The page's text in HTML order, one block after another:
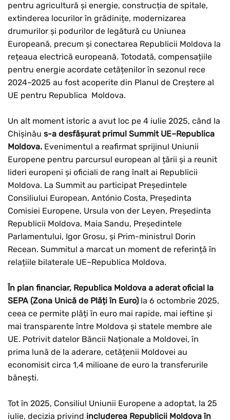
pentru agricultură și energie, construcția de spitale,
extinderea locurilor în grădinițe, modernizarea
drumurilor și podurilor de legătură cu Uniunea
Europeană, precum și conectarea Republicii Moldova la
rețeaua electrică europeană. Totodată, compensațiile
pentru energie acordate cetățenilor în sezonul rece
2024–2025 au fost acoperite din Planul de Creștere al
UE pentru Republica Moldova.
Un alt moment istoric a avut loc pe 4 iulie 2025, când la
Chișinău s-a desfășurat primul Summit UE–Republica
Moldova. Evenimentul a reafirmat sprijinul Uniunii
Europene pentru parcursul european al țării și a reunit
lideri europeni și oficiali de rang înalt ai Republicii
Moldova. La Summit au participat Președintele
Consiliului European, António Costa, Președinta
Comisiei Europene, Ursula von der Leyen, Președinta
Republicii Moldova, Maia Sandu, Președintele
Parlamentului, Igor Grosu, și Prim-ministrul Dorin
Recean. Summitul a marcat un moment de referință în
relațiile bilaterale UE–Republica Moldova.
În plan financiar, Republica Moldova a aderat oficial la
SEPA (Zona Unică de Plăți în Euro)la 6 octombrie 2025,
ceea ce permite plăți în euro mai rapide, mai ieftine și
mai transparente între Moldova și statele membre ale
UE. Potrivit datelor Băncii Naționale a Moldovei, în
prima lună de la aderare, cetățenii Moldovei au
economisit circa 1,4 milioane de euro la transferurile
bănești.
Tot în 2025, Consiliul Uniunii Europene a adoptat, la 25
iulie, decizia privind includerea Republicii Moldova în